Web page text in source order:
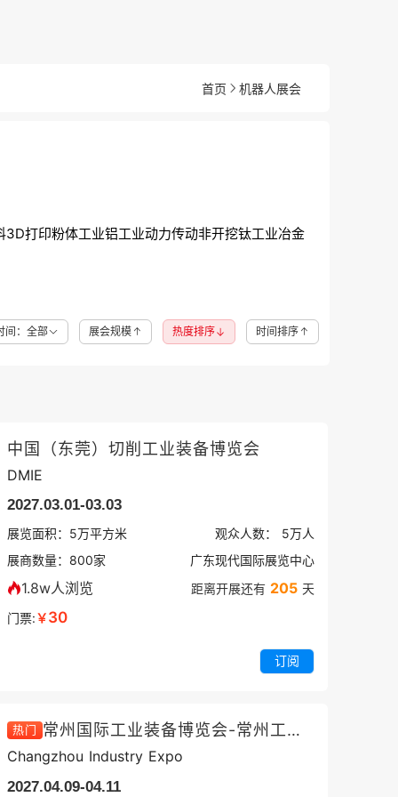
首页 机器人展会
中国（东莞）切削工业装备博览会
DMIE
2027.03.01-03.03
展览面积： 5万平方米 观众人数： 5万人
展商数量： 800家 广东现代国际展览中心
1.8w人浏览 距离开展还有 205 天
门票:￥30
订阅
热门 常州国际工业装备博览会-常州工博会
Changzhou Industry Expo
2027.04.09-04.11
3D打印粉体工业铝工业动力传动非开挖钛工业冶金
间：全部 展会规模 热度排序 时间排序